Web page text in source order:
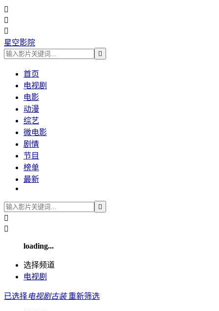



星空影院

首页
电视剧
电影
动漫
综艺
微电影
剧情
节目
榜单
最新



loading...
选择频道
电视剧
已选择电视剧古装重新筛选